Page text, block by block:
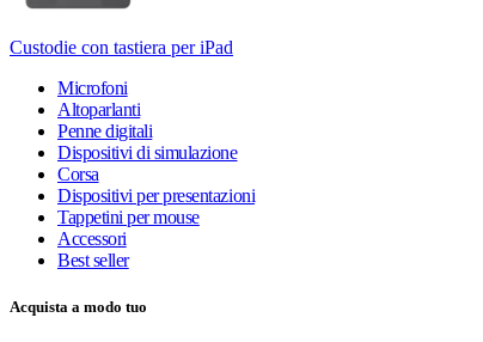
Custodie con tastiera per iPad
Microfoni
Altoparlanti
Penne digitali
Dispositivi di simulazione
Corsa
Dispositivi per presentazioni
Tappetini per mouse
Accessori
Best seller
Acquista a modo tuo